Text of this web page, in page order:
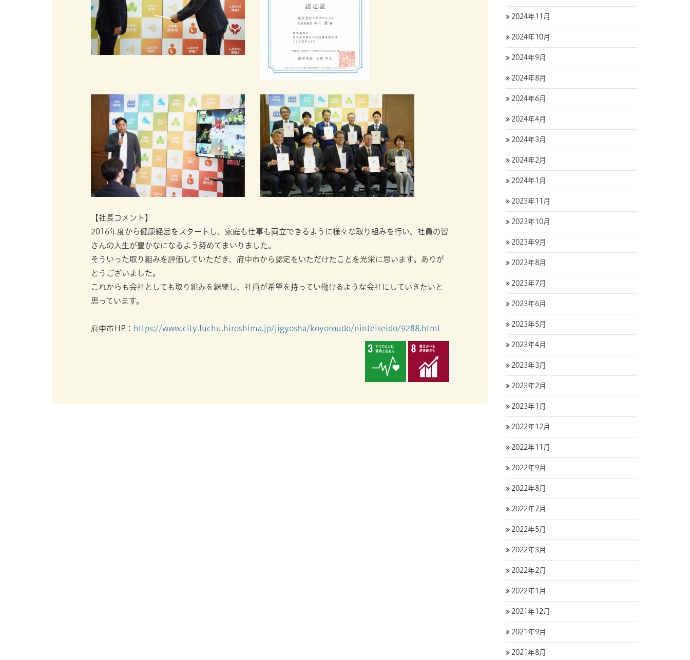
【社長コメント】
2016年度から健康経営をスタートし、家庭も仕事も両立できるように様々な取り組みを行い、社員の皆
さんの人生が豊かなになるよう努めてまいりました。
そういった取り組みを評価していただき、府中市から認定をいただけたことを光栄に思います。ありが
とうございました。
これからも会社としても取り組みを継続し、社員が希望を持ってい働けるような会社にしていきたいと
思っています。
府中市HP： https://www.city.fuchu.hiroshima.jp/jigyosha/koyoroudo/ninteiseido/9288.html
2024年11月
2024年10月
2024年9月
2024年8月
2024年6月
2024年4月
2024年3月
2024年2月
2024年1月
2023年11月
2023年10月
2023年9月
2023年8月
2023年7月
2023年6月
2023年5月
2023年4月
2023年3月
2023年2月
2023年1月
2022年12月
2022年11月
2022年9月
2022年8月
2022年7月
2022年5月
2022年3月
2022年2月
2022年1月
2021年12月
2021年9月
2021年8月